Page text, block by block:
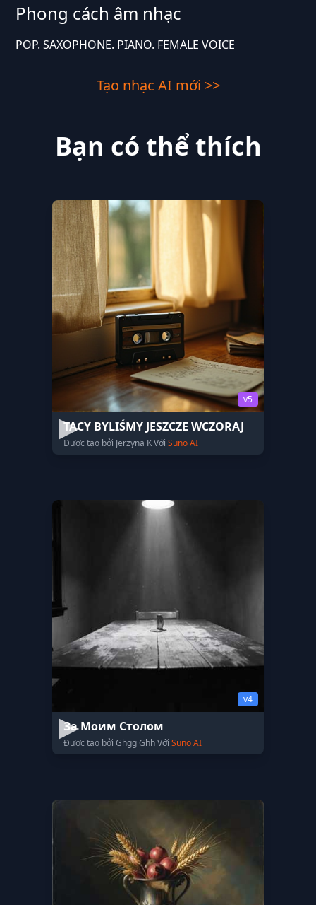
Phong cách âm nhạc
POP. SAXOPHONE. PIANO. FEMALE VOICE
Tạo nhạc AI mới >>
Bạn có thể thích
v5
TACY BYLIŚMY JESZCZE WCZORAJ
Được tạo bởi Jerzyna K Với Suno AI
v4
За Моим Столом
Được tạo bởi Ghgg Ghh Với Suno AI